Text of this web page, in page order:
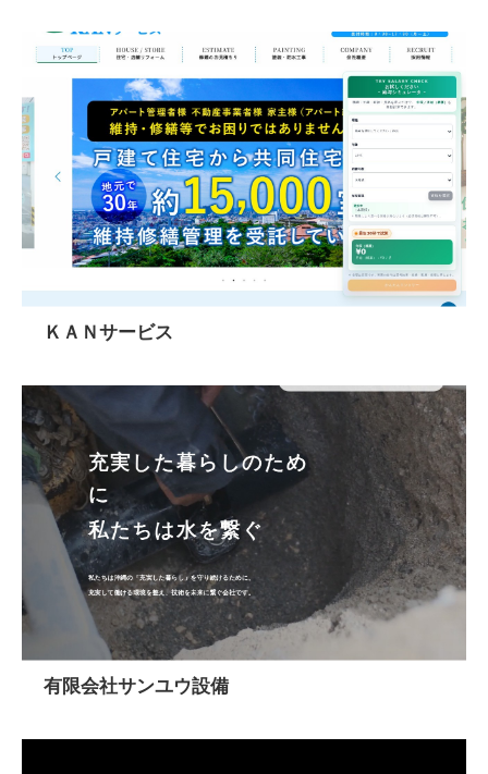
ＫＡＮサービス
有限会社サンユウ設備